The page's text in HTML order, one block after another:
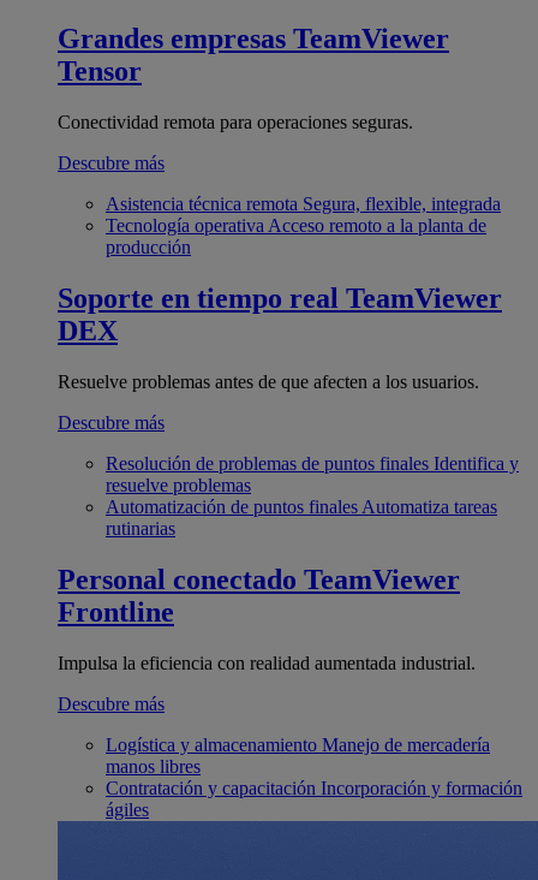
Grandes empresas TeamViewer
Tensor
Conectividad remota para operaciones seguras.
Descubre más
Asistencia técnica remota Segura, flexible, integrada
Tecnología operativa Acceso remoto a la planta de
producción
Soporte en tiempo real TeamViewer
DEX
Resuelve problemas antes de que afecten a los usuarios.
Descubre más
Resolución de problemas de puntos finales Identifica y
resuelve problemas
Automatización de puntos finales Automatiza tareas
rutinarias
Personal conectado TeamViewer
Frontline
Impulsa la eficiencia con realidad aumentada industrial.
Descubre más
Logística y almacenamiento Manejo de mercadería
manos libres
Contratación y capacitación Incorporación y formación
ágiles